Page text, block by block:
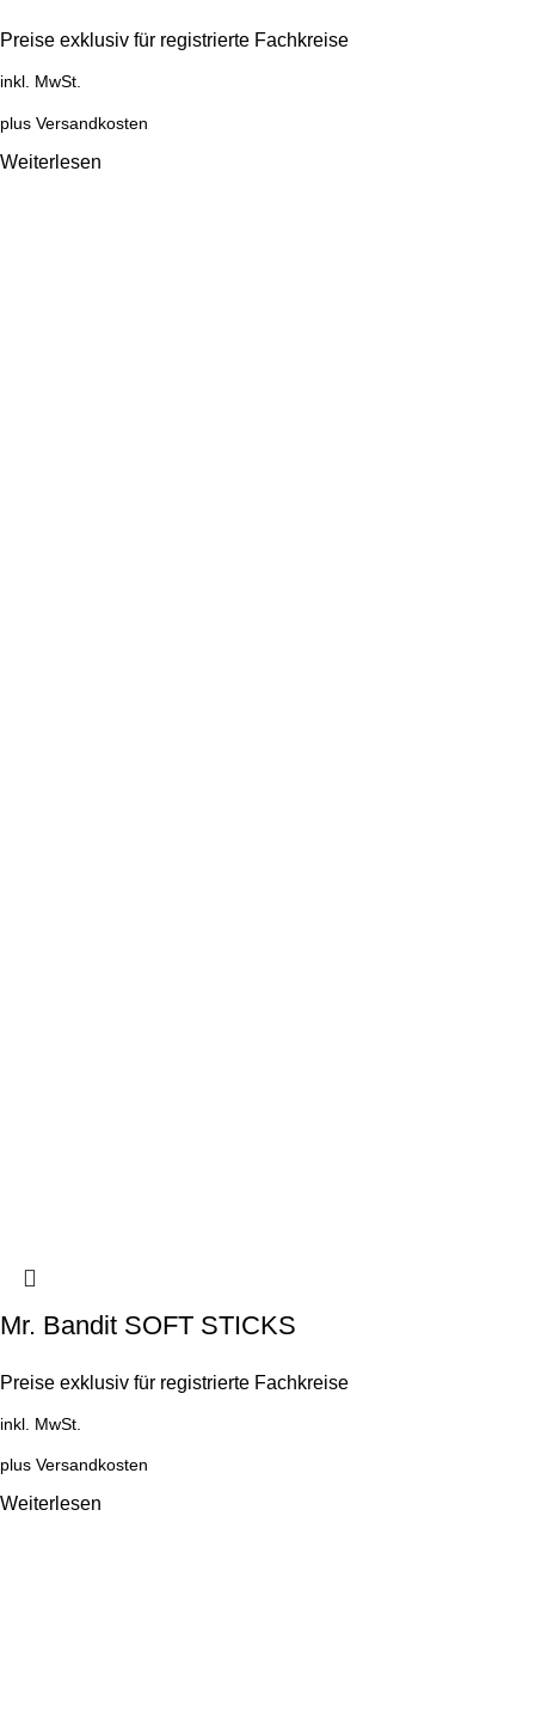
Preise exklusiv für registrierte Fachkreise
inkl. MwSt.
plus Versandkosten
Weiterlesen
Mr. Bandit SOFT STICKS
Preise exklusiv für registrierte Fachkreise
inkl. MwSt.
plus Versandkosten
Weiterlesen